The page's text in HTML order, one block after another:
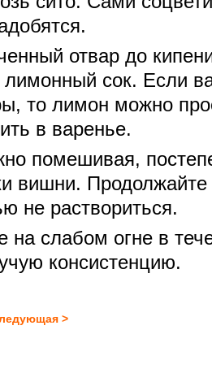
отвар до
сок. Если
то лимон можно
в варенье.
помешивая,
вишни.
не раствориться.
на слабом огне в
консистенцию.
>